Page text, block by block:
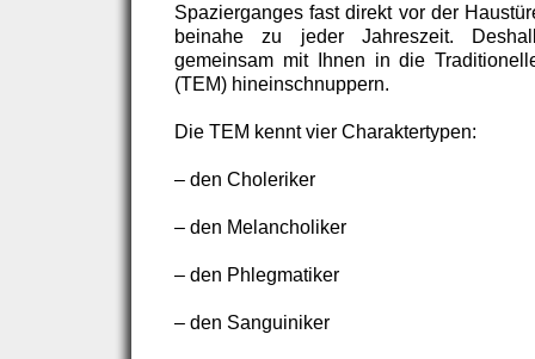
Spazierganges fast direkt vor der
beinahe zu jeder Jahreszeit.
gemeinsam mit Ihnen in die
(TEM) hineinschnuppern.
Die TEM kennt vier Charaktertypen:
– den Choleriker
– den Melancholiker
– den Phlegmatiker
– den Sanguiniker